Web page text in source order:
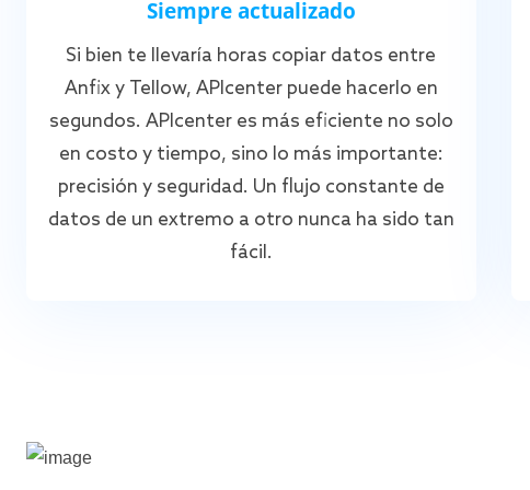
Siempre actualizado
Si bien te llevaría horas copiar datos entre
Anfix y Tellow, APIcenter puede hacerlo en
segundos. APIcenter es más eficiente no solo
en costo y tiempo, sino lo más importante:
precisión y seguridad. Un flujo constante de
datos de un extremo a otro nunca ha sido tan
fácil.